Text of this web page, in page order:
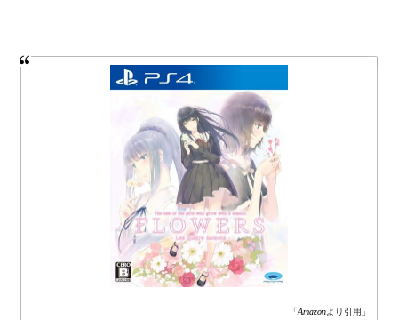
「Amazonより引用」